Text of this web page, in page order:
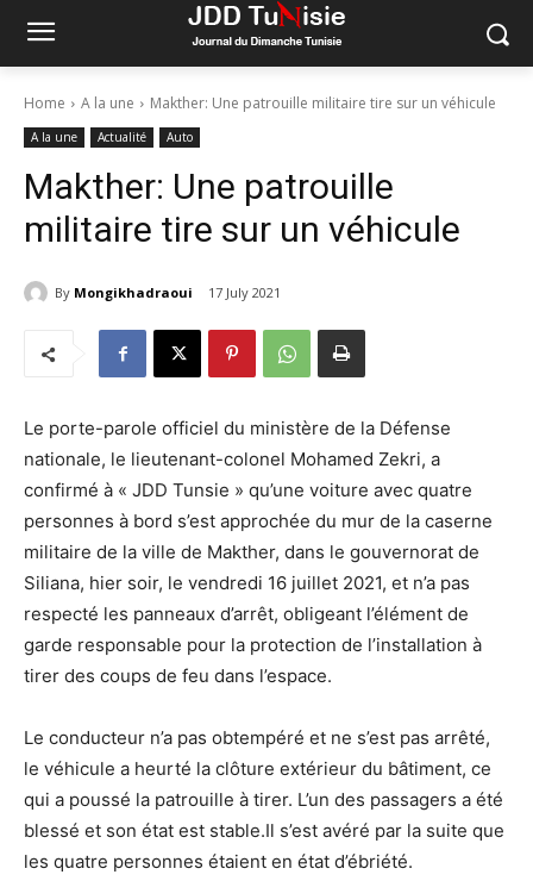
Home A la une Makther: Une patrouille militaire tire sur un véhicule
A la une Actualité Auto
Makther: Une patrouille
militaire tire sur un véhicule
By Mongikhadraoui 17 July 2021
Le porte-parole officiel du ministère de la Défense
nationale, le lieutenant-colonel Mohamed Zekri, a
confirmé à « JDD Tunsie » qu’une voiture avec quatre
personnes à bord s’est approchée du mur de la caserne
militaire de la ville de Makther, dans le gouvernorat de
Siliana, hier soir, le vendredi 16 juillet 2021, et n’a pas
respecté les panneaux d’arrêt, obligeant l’élément de
garde responsable pour la protection de l’installation à
tirer des coups de feu dans l’espace.
Le conducteur n’a pas obtempéré et ne s’est pas arrêté,
le véhicule a heurté la clôture extérieur du bâtiment, ce
qui a poussé la patrouille à tirer. L’un des passagers a été
blessé et son état est stable.Il s’est avéré par la suite que
les quatre personnes étaient en état d’ébriété.